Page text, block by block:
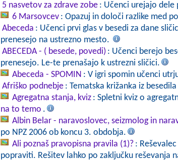
5 nasvetov za zdrave zobe : Učenci urejajo
6 Marsovcev : Opazuj in določi razlike med
Abeceda : Učenci prvi glas v besedi za dane
prenesejo na ustrezno mesto.
ABECEDA - ( besede, povedi) : Učenci berejo
prenesejo. Le-te prenašajo k ustrezni sličici.
Abeceda - SPOMIN : V igri spomin učenci
Afriško podnebje : Tematska križanka iz
Agregatna stanja, kviz : Spletni kviz o
na to temo .
Albin Belar - naravoslovec, seizmolog in
po NPZ 2006 ob koncu 3. obdobja.
Ali poznaš pravopisna pravila (1)? :
popraviti. Rešitev lahko po zaključku reševanja